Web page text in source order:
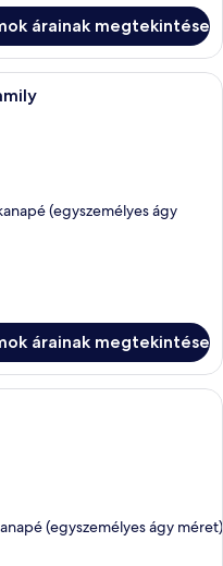
árainak megtekintése
Classic Main Building for
(egyszemélyes ágy
árainak megtekintése
Classic Village for Family |
(egyszemélyes ágy méret)